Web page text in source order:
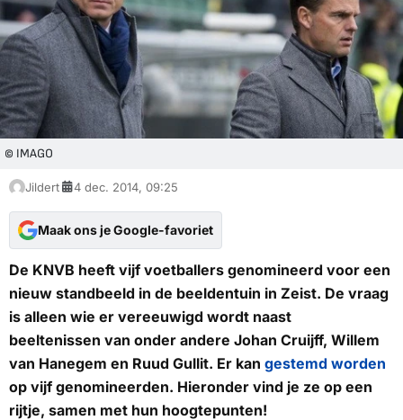
© IMAGO
Jildert 4 dec. 2014, 09:25
Maak ons je Google-favoriet
De KNVB heeft vijf voetballers genomineerd voor een
nieuw standbeeld in de beeldentuin in Zeist. De vraag
is alleen wie er vereeuwigd wordt naast
beeltenissen van onder andere Johan Cruijff, Willem
van Hanegem en Ruud Gullit. Er kan gestemd worden
op vijf genomineerden. Hieronder vind je ze op een
rijtje, samen met hun hoogtepunten!